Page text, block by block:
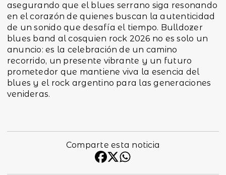
asegurando que el blues serrano siga resonando
en el corazón de quienes buscan la autenticidad
de un sonido que desafía el tiempo. Bulldozer
blues band al cosquien rock 2026 no es solo un
anuncio: es la celebración de un camino
recorrido, un presente vibrante y un futuro
prometedor que mantiene viva la esencia del
blues y el rock argentino para las generaciones
venideras.
Comparte esta noticia